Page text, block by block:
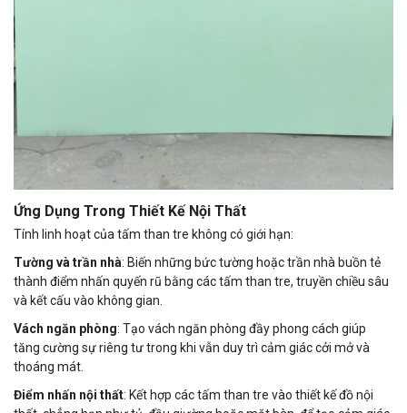
Ứng Dụng Trong Thiết Kế Nội Thất
Tính linh hoạt của tấm than tre không có giới hạn:
Tường và trần nhà: Biến những bức tường hoặc trần nhà buồn tẻ
thành điểm nhấn quyến rũ bằng các tấm than tre, truyền chiều sâu
và kết cấu vào không gian.
Vách ngăn phòng: Tạo vách ngăn phòng đầy phong cách giúp
tăng cường sự riêng tư trong khi vẫn duy trì cảm giác cởi mở và
thoáng mát.
Điểm nhấn nội thất: Kết hợp các tấm than tre vào thiết kế đồ nội